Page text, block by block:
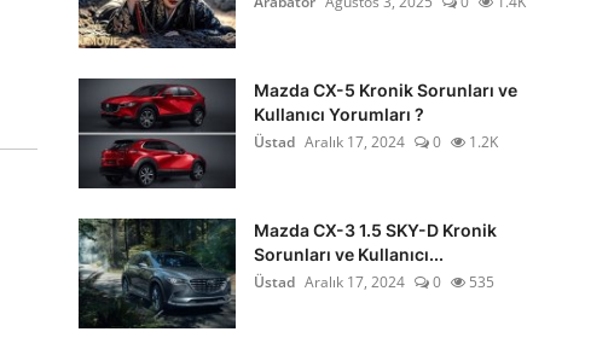
Mazda CX-5 Kronik Sorunları ve
Kullanıcı Yorumları ?
Üstad Aralık 17, 2024 0 1.2K
Mazda CX-3 1.5 SKY-D Kronik
Sorunları ve Kullanıcı...
Üstad Aralık 17, 2024 0 535